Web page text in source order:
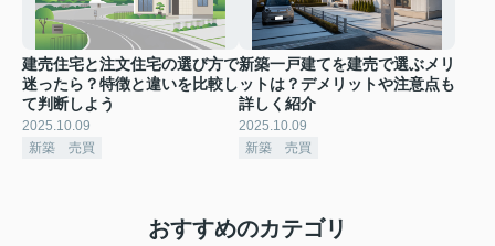
建売住宅と注文住宅の選び方で
迷ったら？特徴と違いを比較し
て判断しよう
2025.10.09
新築 売買
新築一戸建てを建売で選ぶメリ
ットは？デメリットや注意点も
詳しく紹介
2025.10.09
新築 売買
おすすめのカテゴリ